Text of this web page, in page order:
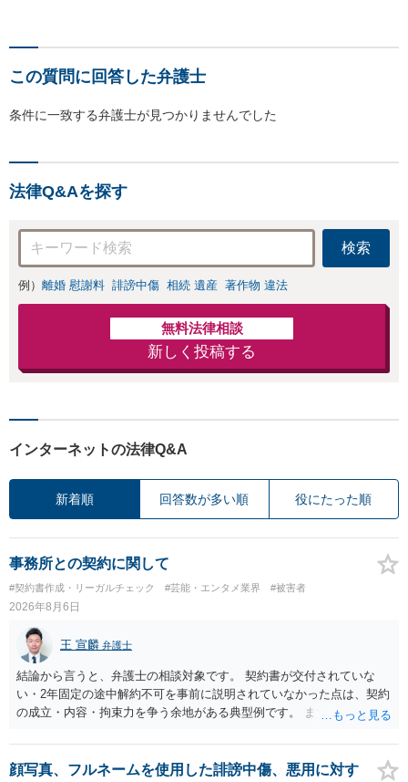
この質問に回答した弁護士
条件に一致する弁護士が見つかりませんでした
法律Q&Aを探す
検索
例） 離婚 慰謝料 誹謗中傷 相続 遺産 著作物 違法
無料法律相談
新しく投稿する
インターネットの法律Q&A
新着順 回答数が多い順 役にたった順
事務所との契約に関して
#契約書作成・リーガルチェック #芸能・エンタメ業界 #被害者
2026年8月6日
王 宣麟 弁護士
結論から言うと、弁護士の相談対象です。 契約書が交付されていな
い・2年固定の途中解約不可を事前に説明されていなかった点は、契約
の成立・内容・拘束力を争う余地がある典型例です。 まずは、運営と
みてはいかがでしょうか。 また同時並行で（もしまだされていないの
であれば）書面で退所意思の明確化はしておくべきだと考えます。
顔写真、フルネームを使用した誹謗中傷、悪用に対す